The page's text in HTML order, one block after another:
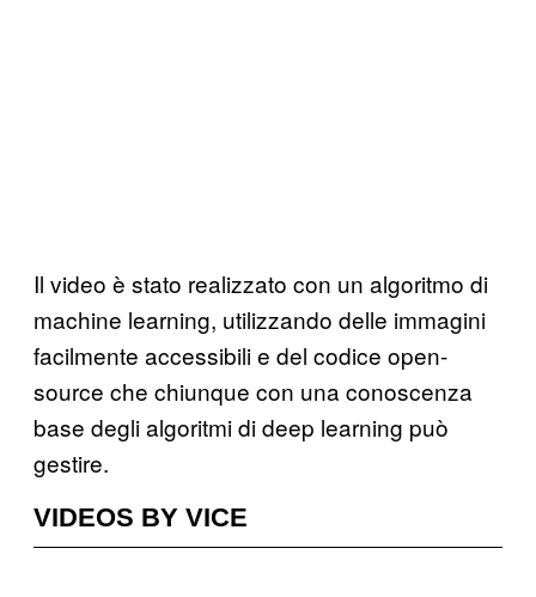
Il video è stato realizzato con un algoritmo di
machine learning, utilizzando delle immagini
facilmente accessibili e del codice open-
source che chiunque con una conoscenza
base degli algoritmi di deep learning può
gestire.
VIDEOS BY VICE